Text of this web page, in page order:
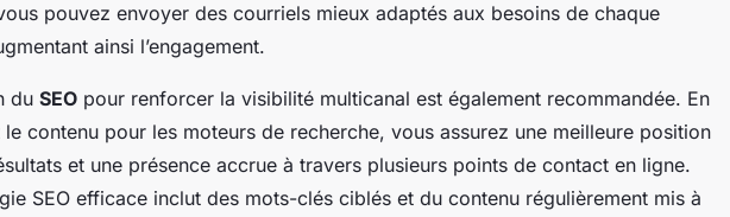
pouvez envoyer des courriels mieux adaptés aux besoins de chaque
ainsi l’engagement.
du SEO pour renforcer la visibilité multicanal est également recommandée. En
contenu pour les moteurs de recherche, vous assurez une meilleure position
et une présence accrue à travers plusieurs points de contact en ligne.
SEO efficace inclut des mots-clés ciblés et du contenu régulièrement mis à